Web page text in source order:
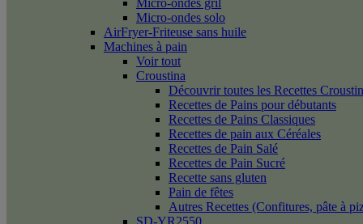
Micro-ondes gril
Micro-ondes solo
AirFryer-Friteuse sans huile
Machines à pain
Voir tout
Croustina
Découvrir toutes les Recettes
Recettes de Pains pour débutants
Recettes de Pains Classiques
Recettes de pain aux Céréales
Recettes de Pain Salé
Recettes de Pain Sucré
Recette sans gluten
Pain de fêtes
Autres Recettes (Confitures, pâte à
SD-YR2550